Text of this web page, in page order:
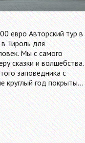
евро Авторский тур в
Тироль для
Мы с самого
сказки и волшебства.
заповедника с
круглый год покрыты…